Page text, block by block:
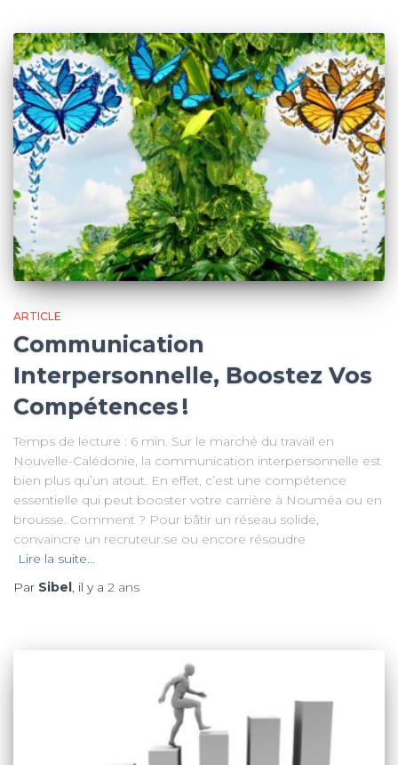
ARTICLE
Communication
Interpersonnelle, Boostez Vos
Compétences !
Temps de lecture : 6 min. Sur le marché du travail en
Nouvelle-Calédonie, la communication interpersonnelle est
bien plus qu’un atout. En effet, c’est une compétence
essentielle qui peut booster votre carrière à Nouméa ou en
brousse. Comment ? Pour bâtir un réseau solide,
convaincre un recruteur.se ou encore résoudre
Lire la suite…
Par Sibel, il y a 2 ans